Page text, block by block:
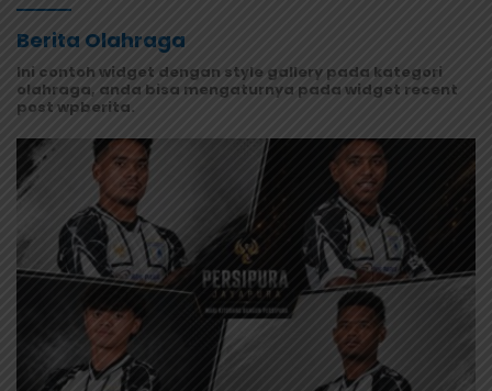
Berita Olahraga
Ini contoh widget dengan style gallery pada kategori
olahraga, anda bisa mengaturnya pada widget recent
post wpberita.